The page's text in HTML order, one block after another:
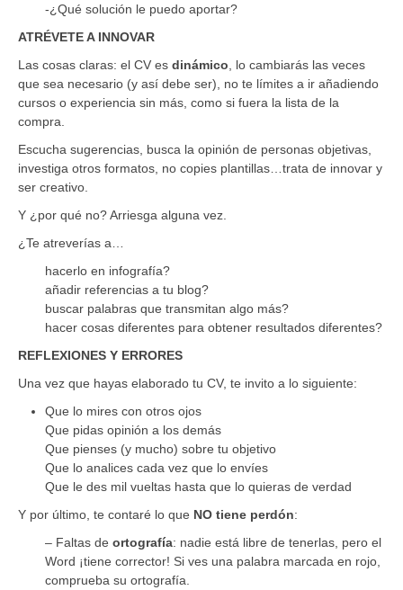
-¿Qué solución le puedo aportar?
ATRÉVETE A INNOVAR
Las cosas claras: el CV es dinámico , lo cambiarás las veces
que sea necesario (y así debe ser), no te límites a ir añadiendo
cursos o experiencia sin más, como si fuera la lista de la
compra.
Escucha sugerencias, busca la opinión de personas objetivas,
investiga otros formatos, no copies plantillas…trata de innovar y
ser creativo.
Y ¿por qué no? Arriesga alguna vez.
¿Te atreverías a…
hacerlo en infografía?
añadir referencias a tu blog?
buscar palabras que transmitan algo más?
hacer cosas diferentes para obtener resultados diferentes?
REFLEXIONES Y ERRORES
Una vez que hayas elaborado tu CV, te invito a lo siguiente:
Que lo mires con otros ojos
Que pidas opinión a los demás
Que pienses (y mucho) sobre tu objetivo
Que lo analices cada vez que lo envíes
Que le des mil vueltas hasta que lo quieras de verdad
Y por último, te contaré lo que NO tiene perdón:
– Faltas de ortografía: nadie está libre de tenerlas, pero el
Word ¡tiene corrector! Si ves una palabra marcada en rojo,
comprueba su ortografía.